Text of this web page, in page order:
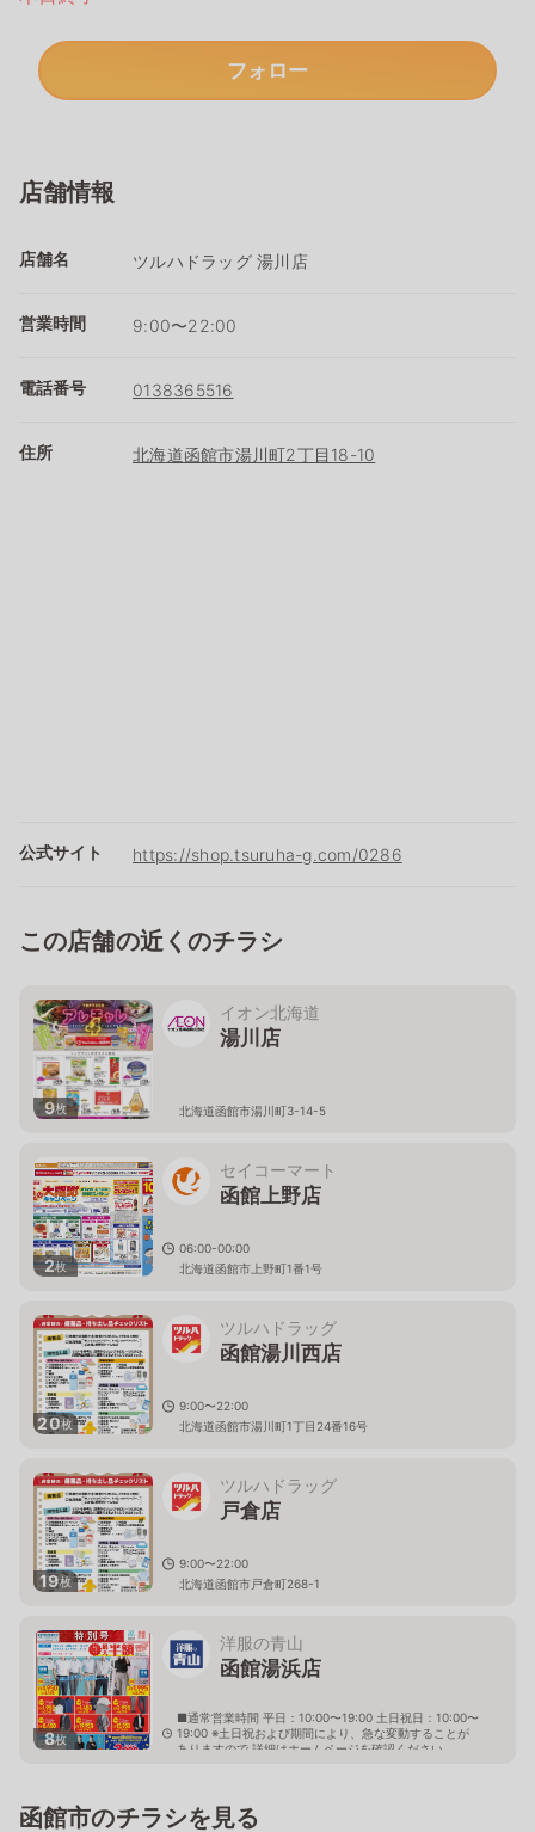
フォロー
店舗情報
店舗名 ツルハドラッグ 湯川店
営業時間 9:00〜22:00
電話番号 0138365516
住所 北海道函館市湯川町2丁目18-10
公式サイト https://shop.tsuruha-g.com/0286
この店舗の近くのチラシ
9枚
イオン北海道
湯川店
北海道函館市湯川町3-14-5
2枚
セイコーマート
函館上野店
06:00-00:00
北海道函館市上野町1番1号
20枚
ツルハドラッグ
函館湯川西店
9:00〜22:00
北海道函館市湯川町1丁目24番16号
19枚
ツルハドラッグ
戸倉店
9:00〜22:00
北海道函館市戸倉町268-1
8枚
洋服の青山
函館湯浜店
■通常営業時間 平日：10:00〜19:00 土日祝日：10:00〜
19:00 ※土日祝および期間により、急な変動することが
ありますので 詳細はホームページを確認ください
函館市のチラシを見る